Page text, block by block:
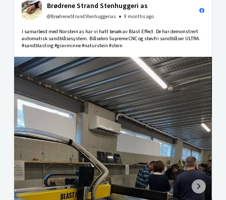
Brødrene Strand Stenhuggeri as
@BrødreneStrandStenhuggerias 9 months ago
I samarbeid med Norstein as har vi hatt besøk av Blast Effect. De har demonstrert
automatisk sandblåsesystem. Blåsebro Supreme CNC og støvfri sandblåser ULTRA.
#sandblasting #gravminne #naturstein #stein